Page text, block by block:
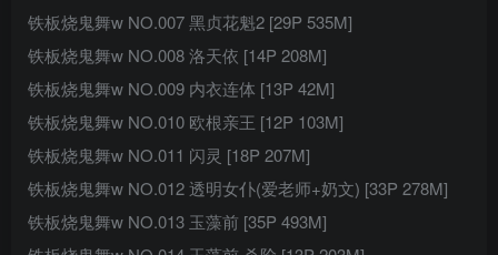
铁板烧鬼舞w NO.007 黑贞花魁2 [29P 535M]
铁板烧鬼舞w NO.008 洛天依 [14P 208M]
铁板烧鬼舞w NO.009 内衣连体 [13P 42M]
铁板烧鬼舞w NO.010 欧根亲王 [12P 103M]
铁板烧鬼舞w NO.011 闪灵 [18P 207M]
铁板烧鬼舞w NO.012 透明女仆(爱老师+奶文) [33P 278M]
铁板烧鬼舞w NO.013 玉藻前 [35P 493M]